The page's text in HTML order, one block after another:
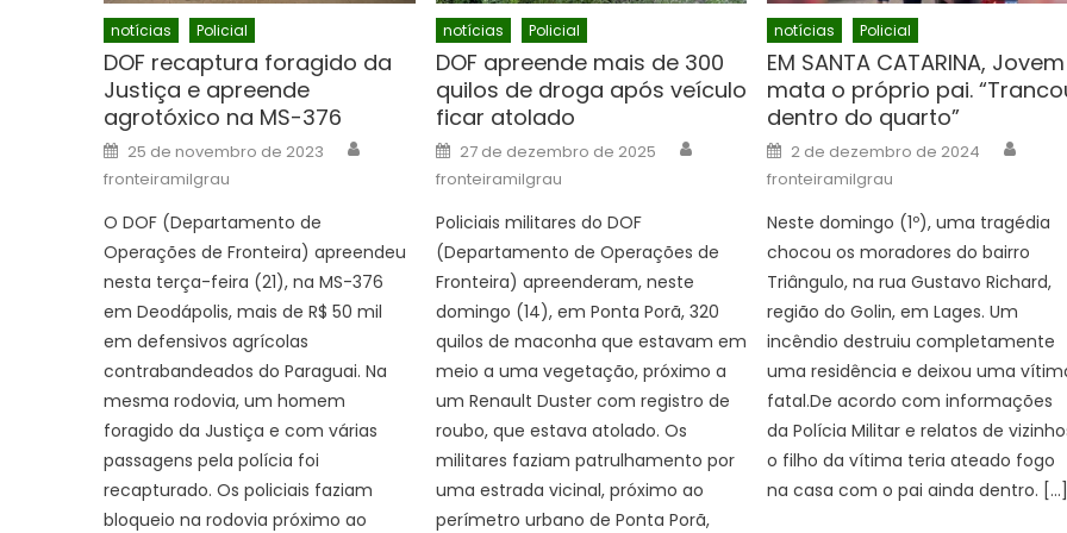
notícias Policial
DOF recaptura foragido da
Justiça e apreende
agrotóxico na MS-376
Posted
on
25 de novembro de 2023
fronteiramilgrau
O DOF (Departamento de
Operações de Fronteira) apreendeu
nesta terça-feira (21), na MS-376
em Deodápolis, mais de R$ 50 mil
em defensivos agrícolas
contrabandeados do Paraguai. Na
mesma rodovia, um homem
foragido da Justiça e com várias
passagens pela polícia foi
recapturado. Os policiais faziam
bloqueio na rodovia próximo ao
notícias Policial
DOF apreende mais de 300
quilos de droga após veículo
ficar atolado
Posted
on
27 de dezembro de 2025
fronteiramilgrau
Policiais militares do DOF
(Departamento de Operações de
Fronteira) apreenderam, neste
domingo (14), em Ponta Porã, 320
quilos de maconha que estavam em
meio a uma vegetação, próximo a
um Renault Duster com registro de
roubo, que estava atolado. Os
militares faziam patrulhamento por
uma estrada vicinal, próximo ao
perímetro urbano de Ponta Porã,
notícias Policial
EM SANTA CATARINA, Jovem
mata o próprio pai.
dentro do quarto”
Posted
on
2 de dezembro de 2024
fronteiramilgrau
Neste domingo (1º), uma tragédia
chocou os moradores do bairro
Triângulo, na rua Gustavo Richard,
região do Golin, em Lages. Um
incêndio destruiu completamente
uma residência e deixou uma
fatal.De acordo com informações
da Polícia Militar e relatos de
o filho da vítima teria ateado fogo
na casa com o pai ainda dentro. […]